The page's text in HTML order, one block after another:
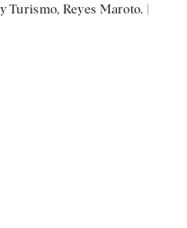
Reyes Maroto. |